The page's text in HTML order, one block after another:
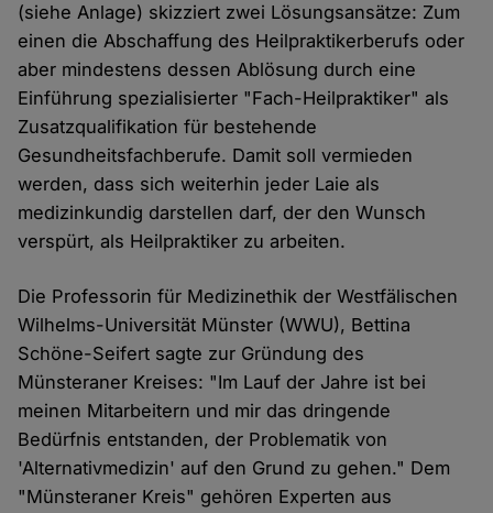
(siehe Anlage) skizziert zwei Lösungsansätze: Zum
einen die Abschaffung des Heilpraktikerberufs oder
aber mindestens dessen Ablösung durch eine
Einführung spezialisierter "Fach-Heilpraktiker" als
Zusatzqualifikation für bestehende
Gesundheitsfachberufe. Damit soll vermieden
werden, dass sich weiterhin jeder Laie als
medizinkundig darstellen darf, der den Wunsch
verspürt, als Heilpraktiker zu arbeiten.
Die Professorin für Medizinethik der Westfälischen
Wilhelms-Universität Münster (WWU), Bettina
Schöne-Seifert sagte zur Gründung des
Münsteraner Kreises: "Im Lauf der Jahre ist bei
meinen Mitarbeitern und mir das dringende
Bedürfnis entstanden, der Problematik von
'Alternativmedizin' auf den Grund zu gehen." Dem
"Münsteraner Kreis" gehören Experten aus